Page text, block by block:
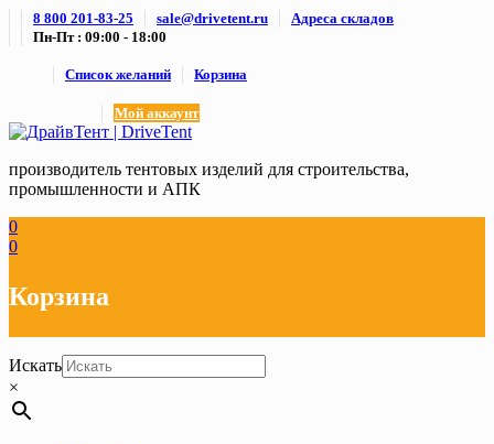
Skip8 800 201-83-25 sale@drivetent.ru
Адреса складов
Пн-Пт : 09:00 - 18:00
Список желаний Корзина
Мой аккаунт
производитель тентовых изделий для строительства,
промышленности и АПК
0
0
Корзина
Искать
×